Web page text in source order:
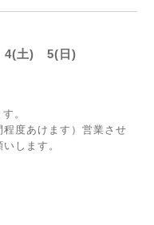
土) 5(日)
。
度あけます）営業させ
します。